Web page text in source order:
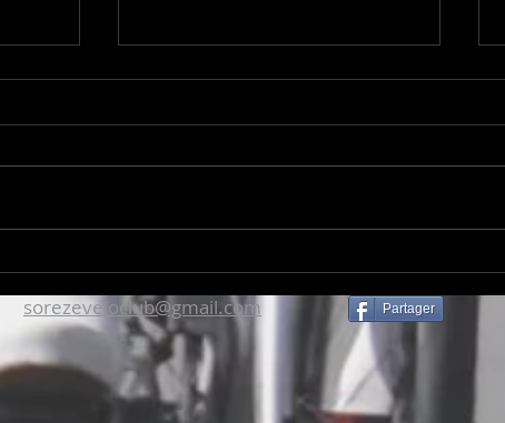
Une aventure pyrénéenne
gravée dans les souvenirs
d'Alain et Thierry
sorezeveloclub@gmail.com Partager